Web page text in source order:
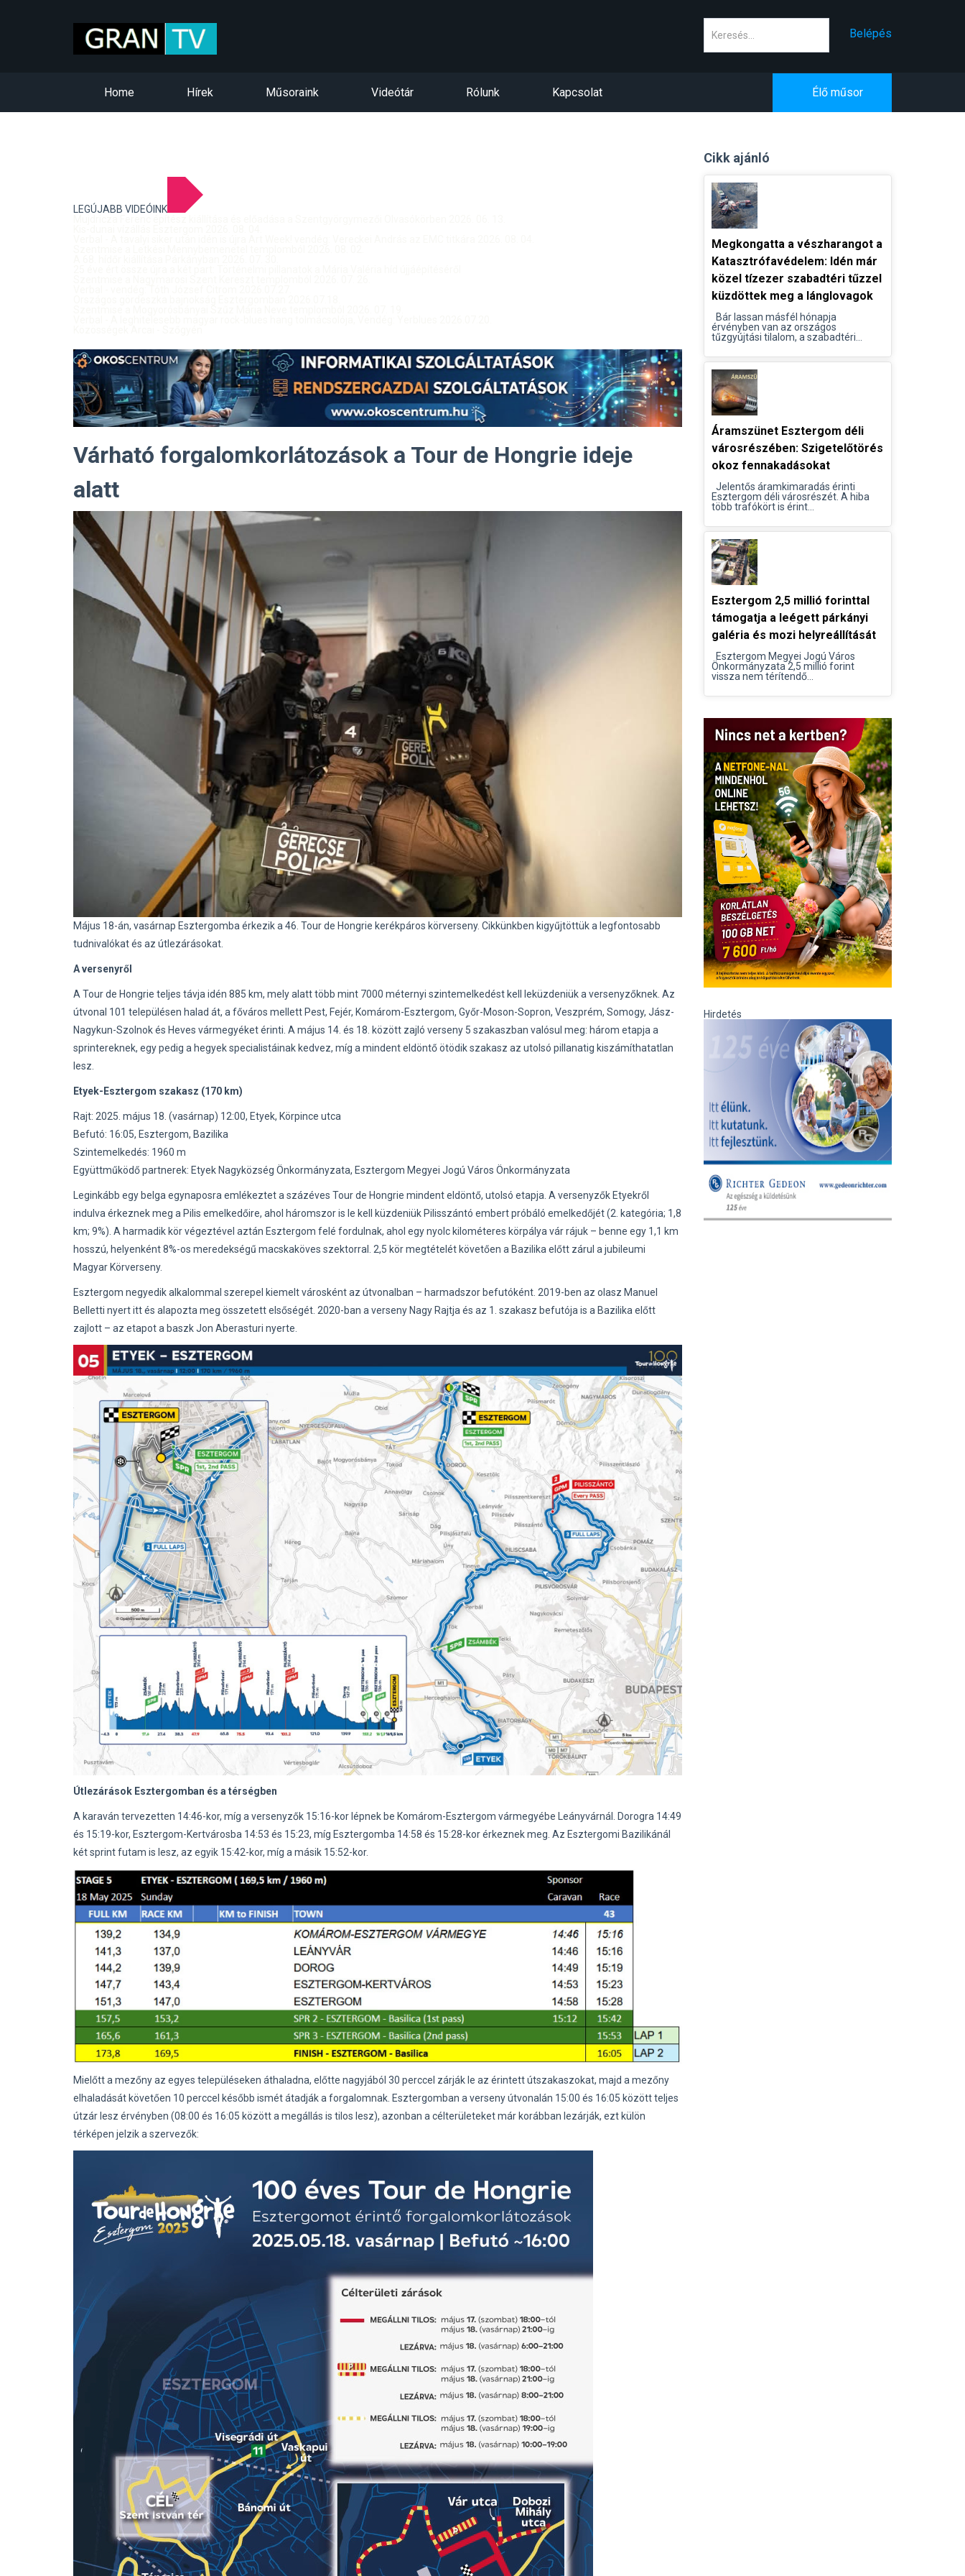
Belépés
Home Hírek Műsoraink Videótár Rólunk Kapcsolat Élő műsor
LEGÚJABB VIDEÓINK
Várható forgalomkorlátozások a Tour de Hongrie ideje
alatt
Május 18-án, vasárnap Esztergomba érkezik a 46. Tour de Hongrie kerékpáros körverseny. Cikkünkben kigyűjtöttük a legfontosabb
tudnivalókat és az útlezárásokat.
A versenyről
A Tour de Hongrie teljes távja idén 885 km, mely alatt több mint 7000 méternyi szintemelkedést kell leküzdeniük a versenyzőknek. Az
útvonal 101 településen halad át, a főváros mellett Pest, Fejér, Komárom-Esztergom, Győr-Moson-Sopron, Veszprém, Somogy, Jász-
Nagykun-Szolnok és Heves vármegyéket érinti. A május 14. és 18. között zajló verseny 5 szakaszban valósul meg: három etapja a
sprintereknek, egy pedig a hegyek specialistáinak kedvez, míg a mindent eldöntő ötödik szakasz az utolsó pillanatig kiszámíthatatlan
lesz.
Etyek-Esztergom szakasz (170 km)
Rajt: 2025. május 18. (vasárnap) 12:00, Etyek, Körpince utca
Befutó: 16:05, Esztergom, Bazilika
Szintemelkedés: 1960 m
Együttműködő partnerek: Etyek Nagyközség Önkormányzata, Esztergom Megyei Jogú Város Önkormányzata
Leginkább egy belga egynaposra emlékeztet a százéves Tour de Hongrie mindent eldöntő, utolsó etapja. A versenyzők Etyekről
indulva érkeznek meg a Pilis emelkedőire, ahol háromszor is le kell küzdeniük Pilisszántó embert próbáló emelkedőjét (2. kategória; 1,8
km; 9%). A harmadik kör végeztével aztán Esztergom felé fordulnak, ahol egy nyolc kilométeres körpálya vár rájuk – benne egy 1,1 km
hosszú, helyenként 8%-os meredekségű macskaköves szektorral. 2,5 kör megtételét követően a Bazilika előtt zárul a jubileumi
Magyar Körverseny.
Esztergom negyedik alkalommal szerepel kiemelt városként az útvonalban – harmadszor befutóként. 2019-ben az olasz Manuel
Belletti nyert itt és alapozta meg összetett elsőségét. 2020-ban a verseny Nagy Rajtja és az 1. szakasz befutója is a Bazilika előtt
zajlott – az etapot a baszk Jon Aberasturi nyerte.
Útlezárások Esztergomban és a térségben
A karaván tervezetten 14:46-kor, míg a versenyzők 15:16-kor lépnek be Komárom-Esztergom vármegyébe Leányvárnál. Dorogra 14:49
és 15:19-kor, Esztergom-Kertvárosba 14:53 és 15:23, míg Esztergomba 14:58 és 15:28-kor érkeznek meg. Az Esztergomi Bazilikánál
két sprint futam is lesz, az egyik 15:42-kor, míg a másik 15:52-kor.
Mielőtt a mezőny az egyes településeken áthaladna, előtte nagyjából 30 perccel zárják le az érintett útszakaszokat, majd a mezőny
elhaladását követően 10 perccel később ismét átadják a forgalomnak. Esztergomban a verseny útvonalán 15:00 és 16:05 között teljes
útzár lesz érvényben (08:00 és 16:05 között a megállás is tilos lesz), azonban a célterületeket már korábban lezárják, ezt külön
térképen jelzik a szervezők:
Cikk ajánló
Megkongatta a vészharangot a
Katasztrófavédelem: Idén már
közel tízezer szabadtéri tűzzel
küzdöttek meg a lánglovagok
Bár lassan másfél hónapja
érvényben van az országos
tűzgyújtási tilalom, a szabadtéri...
Áramszünet Esztergom déli
városrészében: Szigetelőtörés
okoz fennakadásokat
Jelentős áramkimaradás érinti
Esztergom déli városrészét. A hiba
több trafókört is érint...
Esztergom 2,5 millió forinttal
támogatja a leégett párkányi
galéria és mozi helyreállítását
Esztergom Megyei Jogú Város
Önkormányzata 2,5 millió forint
vissza nem térítendő...
Hirdetés